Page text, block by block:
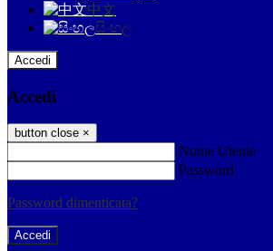
中文
සිංහල
Accedi
Accedi
button close ×
Nome Utente
Password
Password dimenticata?